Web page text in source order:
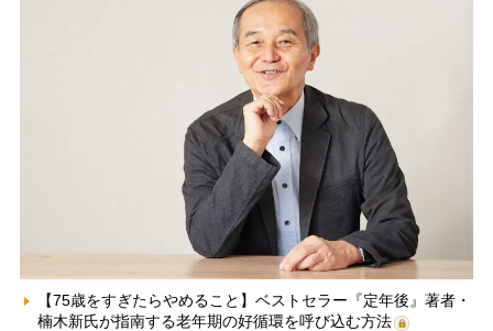
【75歳をすぎたらやめること】ベストセラー『定年後』著者・
楠木新氏が指南する老年期の好循環を呼び込む方法